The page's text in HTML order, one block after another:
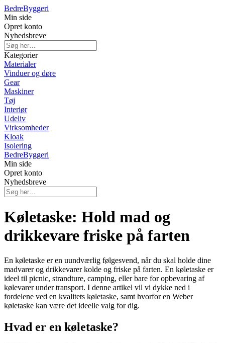
BedreByggeri
Min side
Opret konto
Nyhedsbreve
Kategorier
Materialer
Vinduer og døre
Gear
Maskiner
Tøj
Interiør
Udeliv
Virksomheder
Kloak
Isolering
BedreByggeri
Min side
Opret konto
Nyhedsbreve
Køletaske: Hold mad og
drikkevare friske på farten
En køletaske er en uundværlig følgesvend, når du skal holde dine
madvarer og drikkevarer kolde og friske på farten. En køletaske er
ideel til picnic, strandture, camping, eller bare for opbevaring af
kølevarer under transport. I denne artikel vil vi dykke ned i
fordelene ved en kvalitets køletaske, samt hvorfor en Weber
køletaske kan være det ideelle valg for dig.
Hvad er en køletaske?